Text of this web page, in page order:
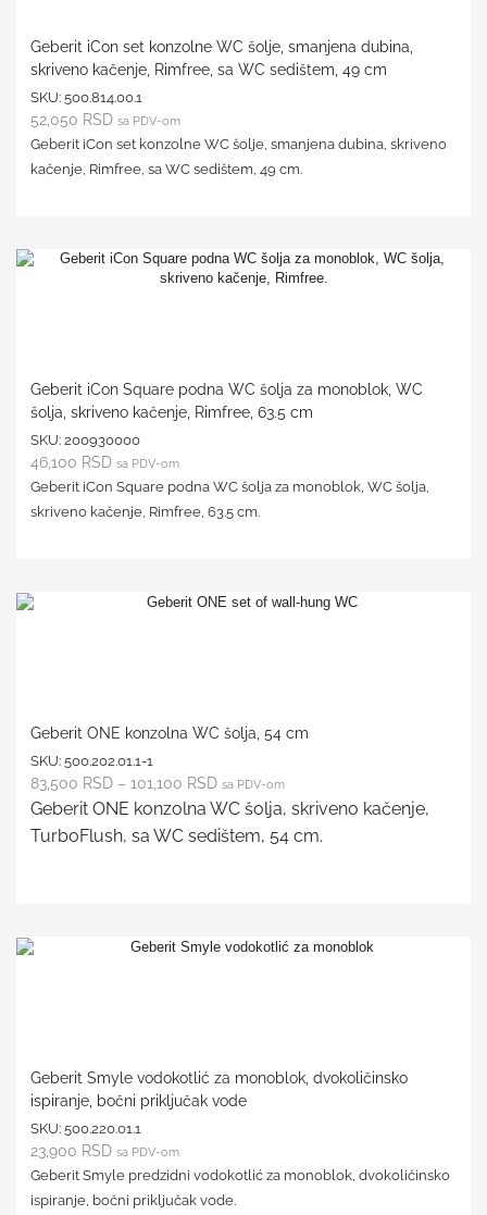
Geberit iCon set konzolne WC šolje, smanjena dubina,
skriveno kačenje, Rimfree, sa WC sedištem, 49 cm
SKU: 500.814.00.1
52,050 RSD sa PDV-om
Geberit iCon set konzolne WC šolje, smanjena dubina, skriveno
kačenje, Rimfree, sa WC sedištem, 49 cm.
Geberit iCon Square podna WC šolja za monoblok, WC
šolja, skriveno kačenje, Rimfree, 63.5 cm
SKU: 200930000
46,100 RSD sa PDV-om
Geberit iCon Square podna WC šolja za monoblok, WC šolja,
skriveno kačenje, Rimfree, 63.5 cm.
Geberit ONE konzolna WC šolja, 54 cm
SKU: 500.202.01.1-1
83,500 RSD – 101,100 RSD sa PDV-om
Geberit ONE konzolna WC šolja, skriveno kačenje,
TurboFlush, sa WC sedištem, 54 cm.
Geberit Smyle vodokotlić za monoblok, dvokoličinsko
ispiranje, bočni priključak vode
SKU: 500.220.01.1
23,900 RSD sa PDV-om
Geberit Smyle predzidni vodokotlić za monoblok, dvokoličinsko
ispiranje, bočni priključak vode.